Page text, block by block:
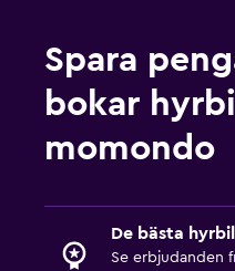
Spara
bokar
momondo
De bästa
Se erbjudanden